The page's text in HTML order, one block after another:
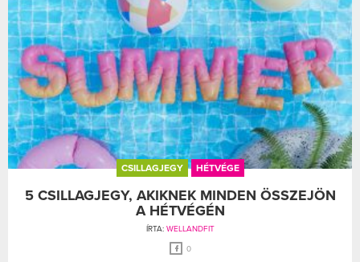
CSILLAGJEGY HÉTVÉGE
5 CSILLAGJEGY, AKIKNEK MINDEN ÖSSZEJÖN
A HÉTVÉGÉN
ÍRTA: WELLANDFIT
0